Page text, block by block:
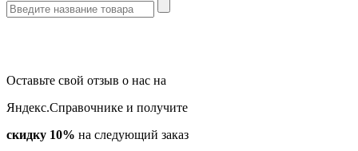
Оставьте свой отзыв о нас на
Яндекс.Справочнике и получите
скидку 10% на следующий заказ